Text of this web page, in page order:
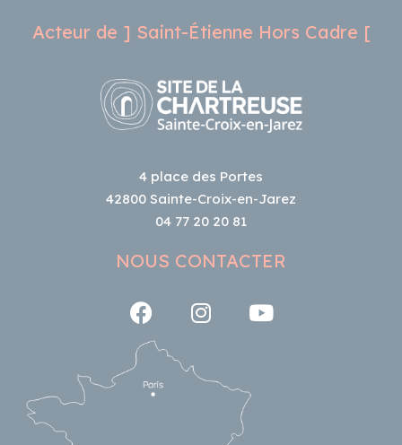
Acteur de ] Saint-Étienne Hors Cadre [
4 place des Portes
42800 Sainte-Croix-en-Jarez
04 77 20 20 81
NOUS CONTACTER
Suivez-nous sur Facebook
Suivez-nous sur
Suivez-nous